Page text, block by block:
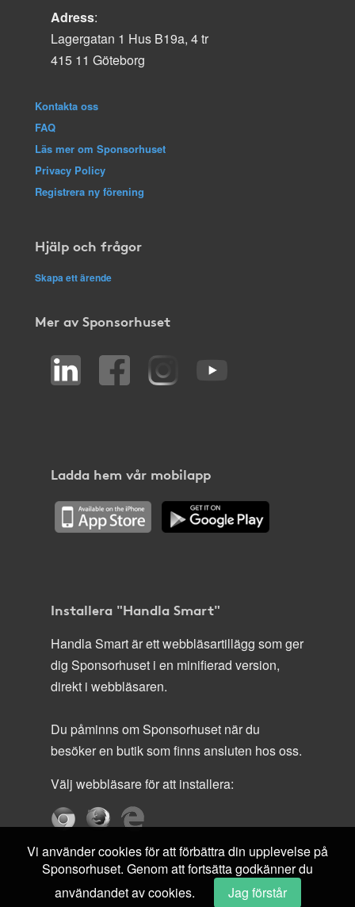
Adress:
Lagergatan 1 Hus B19a, 4 tr
415 11 Göteborg
Kontakta oss
FAQ
Läs mer om Sponsorhuset
Privacy Policy
Registrera ny förening
Hjälp och frågor
Skapa ett ärende
Mer av Sponsorhuset
Ladda hem vår mobilapp
Installera "Handla Smart"
Handla Smart är ett webbläsartillägg som ger
dig Sponsorhuset i en minifierad version,
direkt i webbläsaren.
Du påminns om Sponsorhuset när du
besöker en butik som finns ansluten hos oss.
Välj webbläsare för att installera:
Vi använder cookies för att förbättra din upplevelse på
Sponsorhuset. Genom att fortsätta godkänner du
användandet av cookies.
Jag förstår